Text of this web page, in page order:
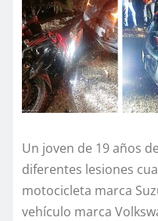
Un joven de 19 años
diferentes lesiones
motocicleta marca
vehículo marca